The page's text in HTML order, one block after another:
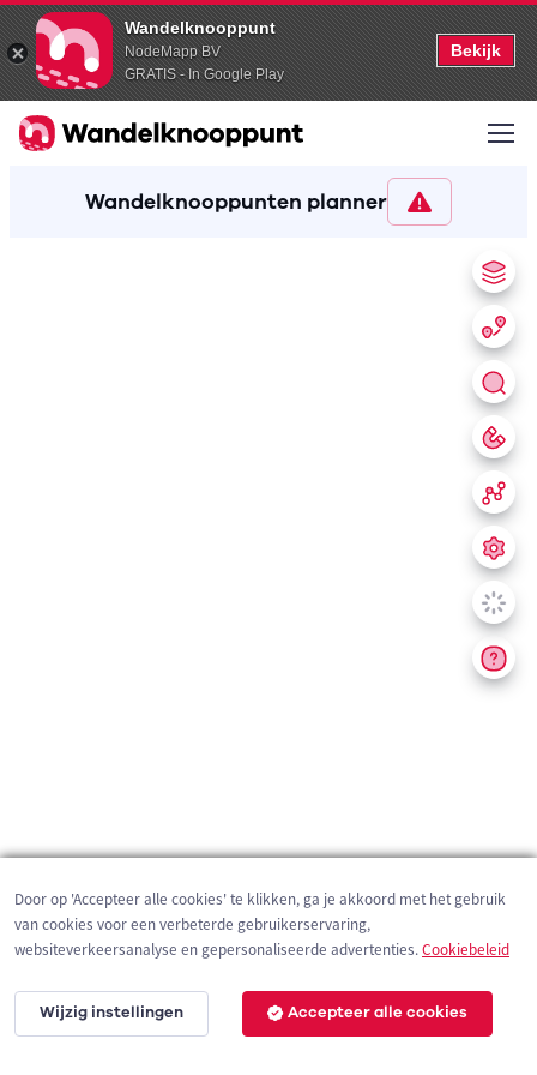
Wandelknooppunt
NodeMapp BV
GRATIS - In Google Play
Bekijk
Wandelknooppunten planner
10 km
Door op 'Accepteer alle cookies' te klikken, ga je akkoord met het gebruik
van cookies voor een verbeterde gebruikerservaring,
websiteverkeersanalyse en gepersonaliseerde advertenties.Cookiebeleid
Wijzig instellingen Accepteer alle cookies